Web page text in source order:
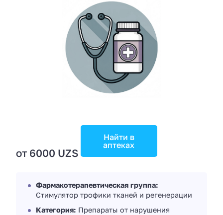
от 6000 UZS
Найти в
аптеках
Фармакотерапевтическая группа:
Стимулятор трофики тканей и регенерации
Категория: Препараты от нарушения